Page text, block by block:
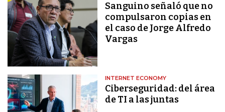
Sanguino señaló que no
compulsaron copias en
el caso de Jorge Alfredo
Vargas
INTERNET ECONOMY
Ciberseguridad: del área
de TI a las juntas